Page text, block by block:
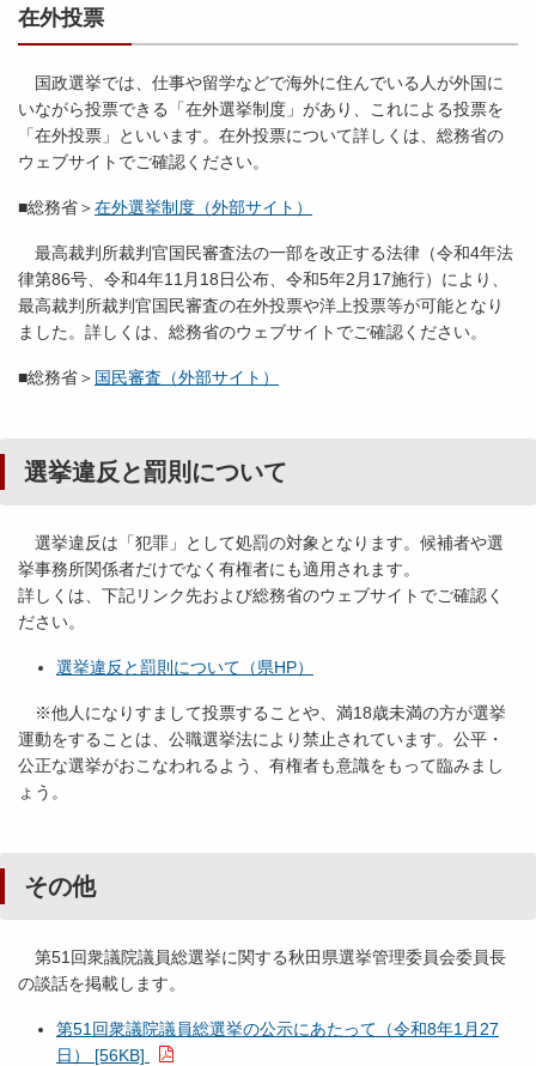
在外投票
国政選挙では、仕事や留学などで海外に住んでいる人が外国に
いながら投票できる「在外選挙制度」があり、これによる投票を
「在外投票」といいます。在外投票について詳しくは、総務省の
ウェブサイトでご確認ください。
■総務省＞在外選挙制度（外部サイト）
最高裁判所裁判官国民審査法の一部を改正する法律（令和4年法
律第86号、令和4年11月18日公布、令和5年2月17施行）により、
最高裁判所裁判官国民審査の在外投票や洋上投票等が可能となり
ました。詳しくは、総務省のウェブサイトでご確認ください。
■総務省＞ 国民審査（外部サイト）
選挙違反と罰則について
選挙違反は「犯罪」として処罰の対象となります。候補者や選
挙事務所関係者だけでなく有権者にも適用されます。
詳しくは、下記リンク先および総務省のウェブサイトでご確認く
ださい。
選挙違反と罰則について（県HP）
※他人になりすまして投票することや、満18歳未満の方が選挙
運動をすることは、公職選挙法により禁止されています。公平・
公正な選挙がおこなわれるよう、有権者も意識をもって臨みまし
ょう。
その他
第51回衆議院議員総選挙に関する秋田県選挙管理委員会委員長
の談話を掲載します。
第51回衆議院議員総選挙の公示にあたって（令和8年1月27
日） [56KB]